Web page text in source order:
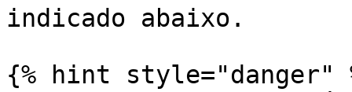
indicado abaixo.
{% hint style="danger"